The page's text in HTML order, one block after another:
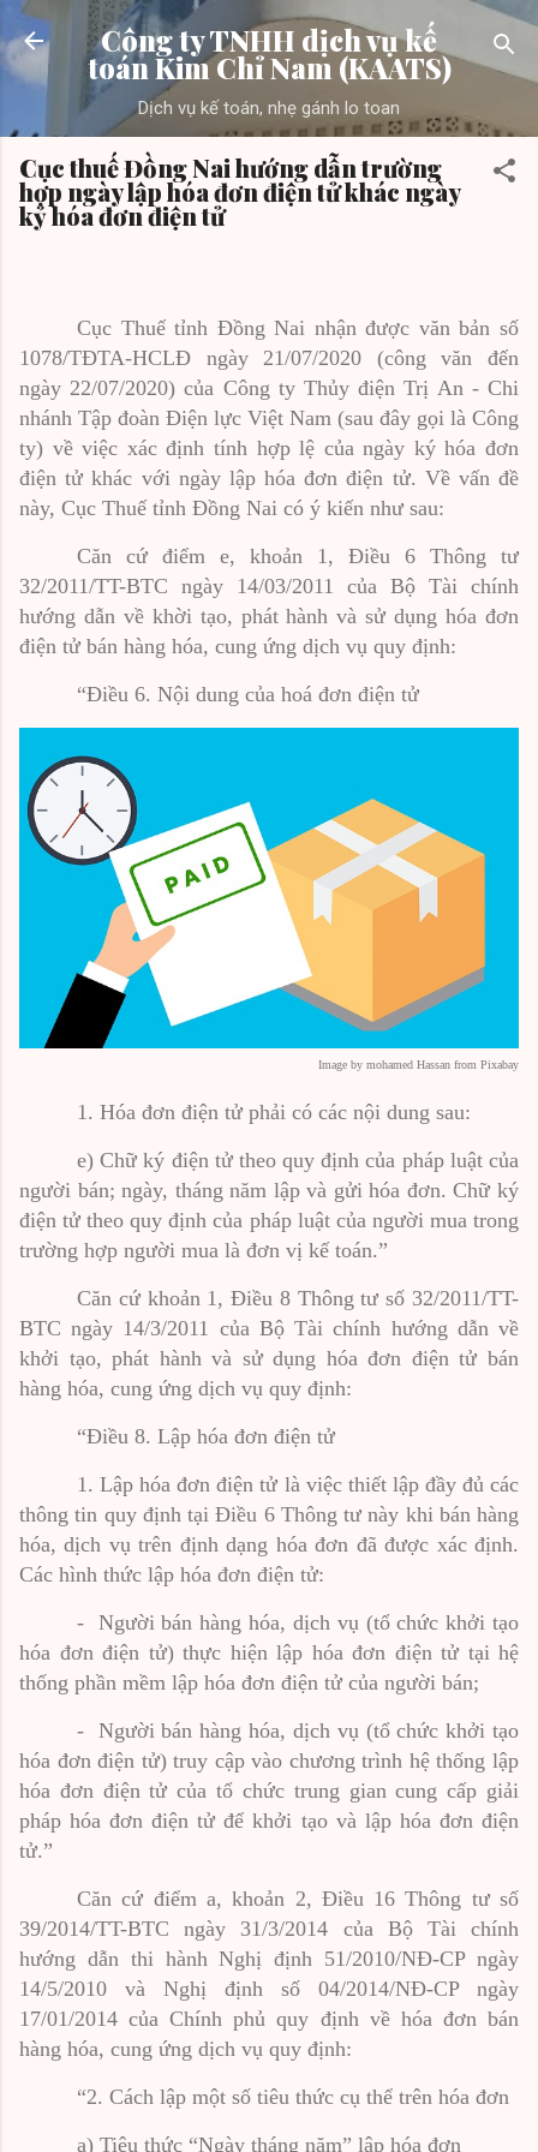
Chuyển đến nội dung chính
Công ty TNHH dịch vụ kế
toán Kim Chỉ Nam (KAATS)
Dịch vụ kế toán, nhẹ gánh lo toan
Cục thuế Đồng Nai hướng dẫn trường
hợp ngày lập hóa đơn điện tử khác ngày
kỷ hóa đơn điện tử
Cục Thuế tỉnh Đồng Nai nhận được văn bản số
1078/TĐTA-HCLĐ ngày 21/07/2020 (công văn đến
ngày 22/07/2020) của Công ty Thủy điện Trị An - Chi
nhánh Tập đoàn Điện lực Việt Nam (sau đây gọi là Công
ty) về việc xác định tính hợp lệ của ngày ký hóa đơn
điện tử khác với ngày lập hóa đơn điện tử. Về vấn đề
này, Cục Thuế tỉnh Đồng Nai có ý kiến như sau:
Căn cứ điểm e, khoản 1, Điều 6 Thông tư
32/2011/TT-BTC ngày 14/03/2011 của Bộ Tài chính
hướng dẫn về khời tạo, phát hành và sử dụng hóa đơn
điện tử bán hàng hóa, cung ứng dịch vụ quy định:
“Điều 6. Nội dung của hoá đơn điện tử
Image by mohamed Hassan from Pixabay
1. Hóa đơn điện tử phải có các nội dung sau:
e) Chữ ký điện tử theo quy định của pháp luật của
người bán; ngày, tháng năm lập và gửi hóa đơn. Chữ ký
điện tử theo quy định của pháp luật của người mua trong
trường hợp người mua là đơn vị kế toán.”
Căn cứ khoản 1, Điều 8 Thông tư số 32/2011/TT-
BTC ngày 14/3/2011 của Bộ Tài chính hướng dẫn về
khởi tạo, phát hành và sử dụng hóa đơn điện tử bán
hàng hóa, cung ứng dịch vụ quy định:
“Điều 8. Lập hóa đơn điện tử
1. Lập hóa đơn điện tử là việc thiết lập đầy đủ các
thông tin quy định tại Điều 6 Thông tư này khi bán hàng
hóa, dịch vụ trên định dạng hóa đơn đã được xác định.
Các hình thức lập hóa đơn điện tử:
- Người bán hàng hóa, dịch vụ (tổ chức khởi tạo
hóa đơn điện tử) thực hiện lập hóa đơn điện tử tại hệ
thống phần mềm lập hóa đơn điện tử của người bán;
- Người bán hàng hóa, dịch vụ (tổ chức khởi tạo
hóa đơn điện tử) truy cập vào chương trình hệ thống lập
hóa đơn điện tử của tổ chức trung gian cung cấp giải
pháp hóa đơn điện tử để khởi tạo và lập hóa đơn điện
tử.”
Căn cứ điểm a, khoản 2, Điều 16 Thông tư số
39/2014/TT-BTC ngày 31/3/2014 của Bộ Tài chính
hướng dẫn thi hành Nghị định 51/2010/NĐ-CP ngày
14/5/2010 và Nghị định số 04/2014/NĐ-CP ngày
17/01/2014 của Chính phủ quy định về hóa đơn bán
hàng hóa, cung ứng dịch vụ quy định:
“2. Cách lập một số tiêu thức cụ thể trên hóa đơn
a) Tiêu thức “Ngày tháng năm” lập hóa đơn